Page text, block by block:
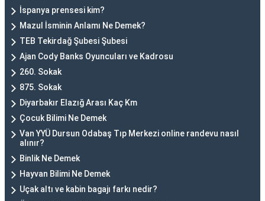
İspanya prensesi kim?
Mazul İsminin Anlamı Ne Demek?
TEB Tekirdağ Şubesi Şubesi
Ajan Cody Banks Oyuncuları ve Kadrosu
260. Sokak
875. Sokak
Diyarbakır Elazığ Arası Kaç Km
Çocuk Bilimi Ne Demek
Van YYÜ Dursun Odabaş Tıp Merkezi online randevu nasıl
alınır?
Binlik Ne Demek
Hayvan Bilimi Ne Demek
Uçak altı ve kabin bagajı farkı nedir?